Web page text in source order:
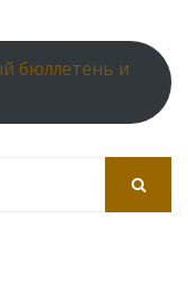
бюллетень и